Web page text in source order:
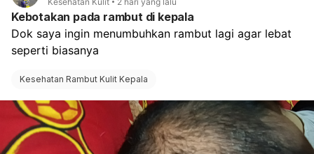
Kebotakan pada rambut di kepala
Dok saya ingin menumbuhkan rambut lagi agar lebat
seperti biasanya
Kesehatan Rambut Kulit Kepala